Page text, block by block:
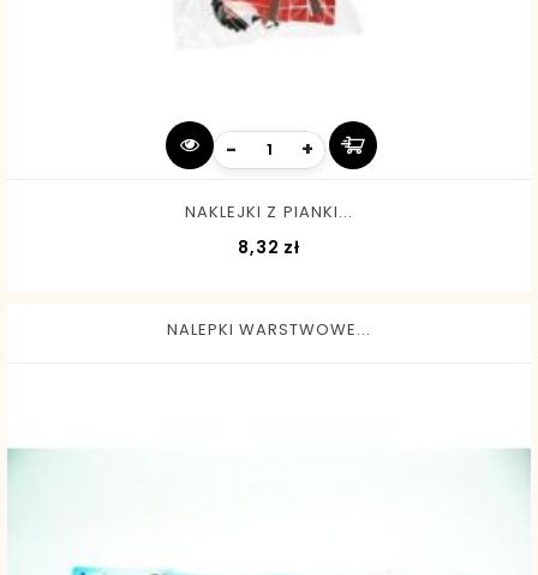
- +
NAKLEJKI Z PIANKI...
8,32 zł
NALEPKI WARSTWOWE...